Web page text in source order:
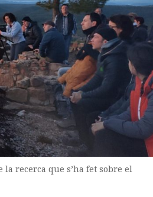
recerca que s’ha fet sobre el